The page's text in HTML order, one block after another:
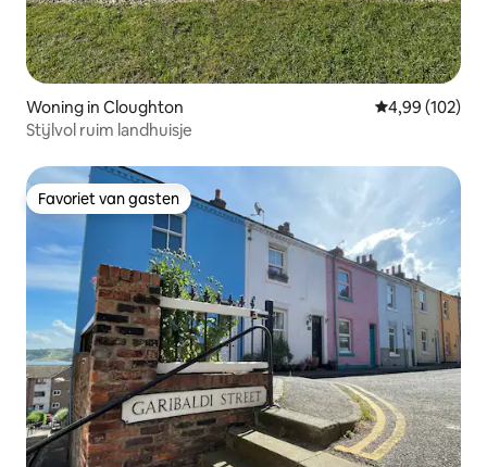
Woning in Cloughton Gemiddelde
4,99 (102)
Stijlvol ruim landhuisje
Favoriet van gasten
Favoriet van gasten